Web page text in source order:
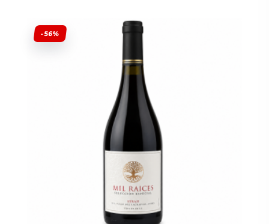
$6.990.
-56%